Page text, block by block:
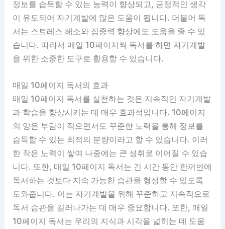
정보를 습득할 수 있는 능력이 향상되고, 긍정적인 생각
이 유도되어 자기계발에 많은 도움이 됩니다. 더불어 독
서는 스트레스 해소와 집중력 향상에도 도움을 줄 수 있
습니다. 따라서 매일 10페이지씩 독서를 하면 자기계발
을 위한 소중한 도구로 활용할 수 있습니다.
매일 10페이지 독서의 효과
매일 10페이지 독서를 실천하는 것은 지속적인 자기계발
과 학습을 향상시키는 데 매우 효과적입니다. 10페이지
의 양은 부담이 적으면서도 꾸준한 노력을 통해 정보를
습득할 수 있는 최적의 분량이라고 할 수 있습니다. 이러
한 작은 노력이 쌓여 나중에는 큰 성취로 이어질 수 있습
니다. 또한, 매일 10페이지 독서는 긴 시간 동안 한꺼번에
독서하는 것보다 지속 가능한 습관을 형성할 수 있도록
도와줍니다. 이는 자기계발을 위해 꾸준하고 지속적으로
독서 습관을 길러나가는 데 매우 중요합니다. 또한, 매일
10페이지 독서는 우리의 지식과 시각을 넓히는 데 도움